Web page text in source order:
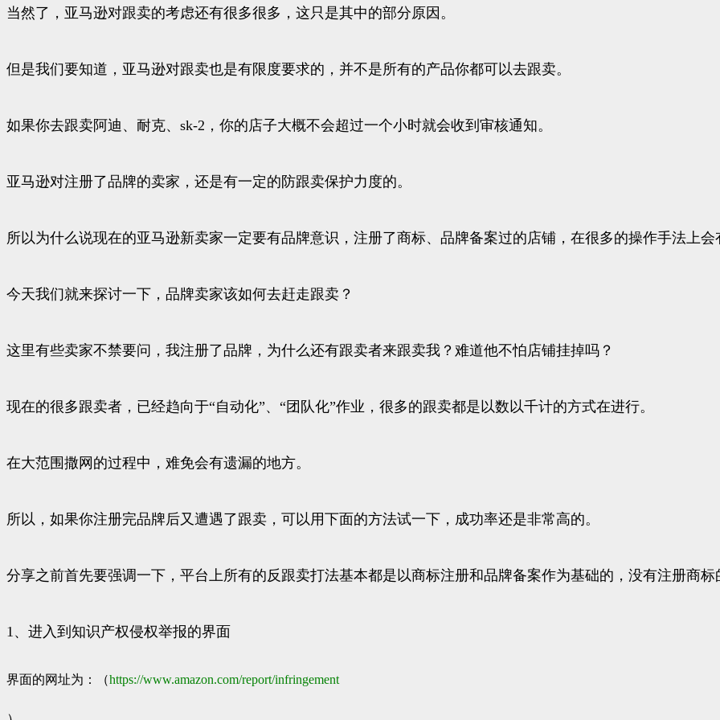
当然了，亚马逊对跟卖的考虑还有很多很多，这只是其中的部分原因。
但是我们要知道，亚马逊对跟卖也是有限度要求的，并不是所有的产品你都可以去跟卖。
如果你去跟卖阿迪、耐克、sk-2，你的店子大概不会超过一个小时就会收到审核通知。
亚马逊对注册了品牌的卖家，还是有一定的防跟卖保护力度的。
所以为什么说现在的亚马逊新卖家一定要有品牌意识，注册了商标、品牌备案过的店铺，在很多的操作手法上会
今天我们就来探讨一下，品牌卖家该如何去赶走跟卖？
这里有些卖家不禁要问，我注册了品牌，为什么还有跟卖者来跟卖我？难道他不怕店铺挂掉吗？
现在的很多跟卖者，已经趋向于“自动化”、“团队化”作业，很多的跟卖都是以数以千计的方式在进行。
在大范围撒网的过程中，难免会有遗漏的地方。
所以，如果你注册完品牌后又遭遇了跟卖，可以用下面的方法试一下，成功率还是非常高的。
分享之前首先要强调一下，平台上所有的反跟卖打法基本都是以商标注册和品牌备案作为基础的，没有注册商标
1、进入到知识产权侵权举报的界面
界面的网址为：（https://www.amazon.com/report/infringement